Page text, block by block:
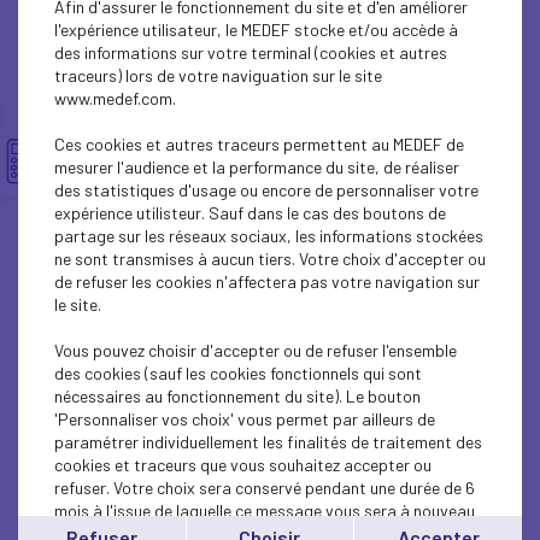
ECONOMY
ECONOMY
ECONOMY
ECONOMY
ECONOMY
ECONOMY
ECONOMY
ECONOMY
ECONOMY
Afin d'assurer le fonctionnement du site et d'en améliorer
l'expérience utilisateur, le MEDEF stocke et/ou accède à
des informations sur votre terminal (cookies et autres
traceurs) lors de votre naviguation sur le site
www.medef.com.
Ces cookies et autres traceurs permettent au MEDEF de
mesurer l'audience et la performance du site, de réaliser
des statistiques d'usage ou encore de personnaliser votre
expérience utilisteur. Sauf dans le cas des boutons de
partage sur les réseaux sociaux, les informations stockées
ne sont transmises à aucun tiers. Votre choix d'accepter ou
de refuser les cookies n'affectera pas votre navigation sur
le site.
Vous pouvez choisir d'accepter ou de refuser l'ensemble
des cookies (sauf les cookies fonctionnels qui sont
nécessaires au fonctionnement du site). Le bouton
'Personnaliser vos choix' vous permet par ailleurs de
paramétrer individuellement les finalités de traitement des
cookies et traceurs que vous souhaitez accepter ou
refuser. Votre choix sera conservé pendant une durée de 6
mois à l'issue de laquelle ce message vous sera à nouveau
affiché..